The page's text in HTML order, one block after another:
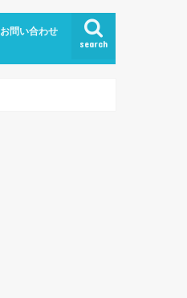
search
お問い合わせ